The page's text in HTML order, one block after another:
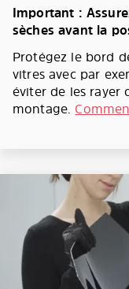
Important :
sèches avant la
Protégez le bord
vitres avec par
éviter de les rayer
montage.